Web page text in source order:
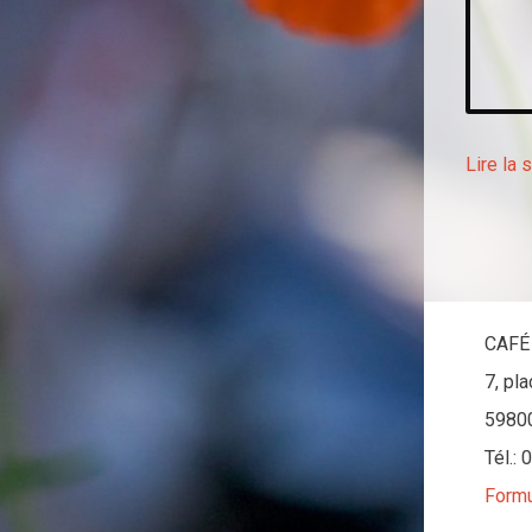
Lire la
7,
Tél.: